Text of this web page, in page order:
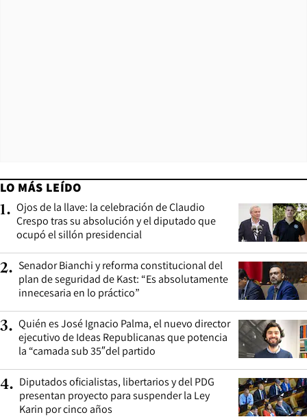
LO MÁS LEÍDO
1. Ojos de la llave: la celebración de Claudio
Crespo tras su absolución y el diputado que
ocupó el sillón presidencial
2. Senador Bianchi y reforma constitucional del
plan de seguridad de Kast: “Es absolutamente
innecesaria en lo práctico”
3. Quién es José Ignacio Palma, el nuevo director
ejecutivo de Ideas Republicanas que potencia
la “camada sub 35″del partido
4. Diputados oficialistas, libertarios y del PDG
presentan proyecto para suspender la Ley
Karin por cinco años